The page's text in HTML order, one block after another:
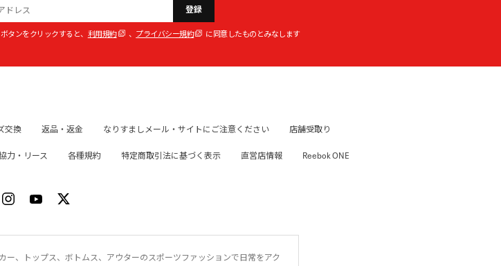
登録
タンをクリックすると、 利用規約 、 プライバシー規約 に同意したものとみなします
交換 返品・返金 なりすましメール・サイトにご注意ください 店舗受取り
力・リース 各種規約 特定商取引法に基づく表示 直営店情報 Reebok ONE
、トップス、ボトムス、アウターのスポーツファッションで日常をアク